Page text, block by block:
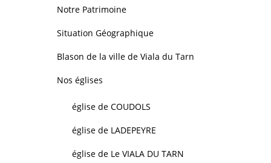
Notre Patrimoine
Situation Géographique
Blason de la ville de Viala du Tarn
Nos églises
église de COUDOLS
église de LADEPEYRE
église de Le VIALA DU TARN